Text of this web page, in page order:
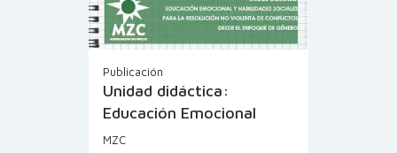
Publicación
Unidad didáctica:
Educación Emocional
MZC